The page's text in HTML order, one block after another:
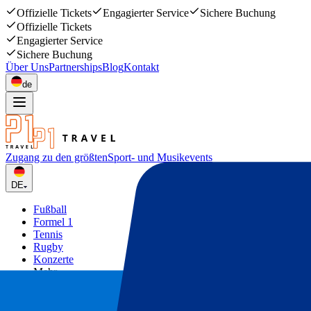
Offizielle Tickets Engagierter Service
Sichere Buchung
Offizielle Tickets
Engagierter Service
Sichere Buchung
Über UnsPartnershipsBlogKontakt
de
Zugang zu den größtenSport- und Musikevents
DE
Fußball
Formel 1
Tennis
Rugby
Konzerte
Mehr